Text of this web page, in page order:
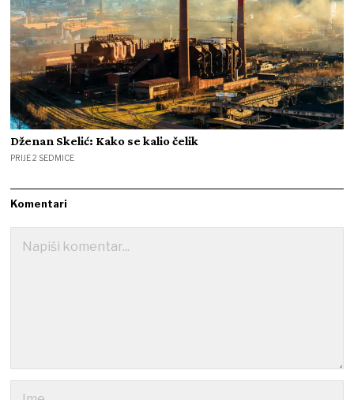
Dženan Skelić: Kako se kalio čelik
PRIJE 2 SEDMICE
Komentari